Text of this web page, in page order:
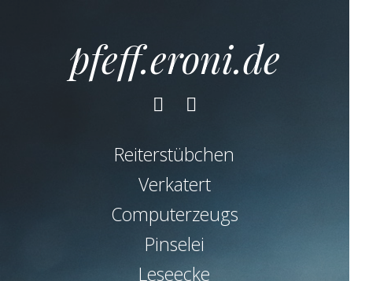
pfeff.eroni.de
FacebookInstagram
Reiterstübchen
Verkatert
Computerzeugs
Pinselei
Leseecke